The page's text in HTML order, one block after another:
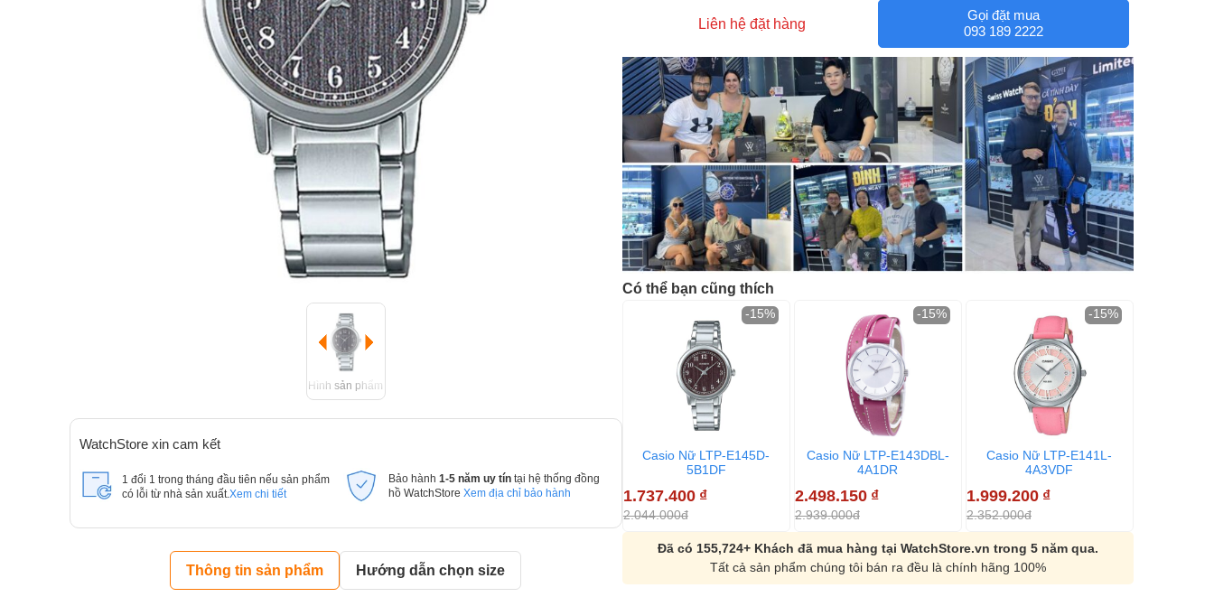
Hình sản phẩm
WatchStore xin cam kết
1 đổi 1 trong tháng đầu tiên nếu sản phẩm
có lỗi từ nhà sản xuất. Xem chi tiết
Bảo hành 1-5 năm uy tín tại hệ thống đồng
hồ WatchStore Xem địa chỉ bảo hành
Thông tin sản phẩm Hướng dẫn chọn size
Liên hệ đặt hàng
Gọi đặt mua
093 189 2222
Có thể bạn cũng thích
Casio Nữ LTP-E145D-
5B1DF
1.737.400 ₫
2.044.000đ
-15%
Casio Nữ LTP-E143DBL-
4A1DR
2.498.150 ₫
2.939.000đ
-15%
Casio Nữ LTP-E141L-
4A3VDF
1.999.200 ₫
2.352.000đ
-15%
Đã có 155,724+ Khách đã mua hàng tại WatchStore.vn trong 5 năm qua.
Tất cả sản phẩm chúng tôi bán ra đều là chính hãng 100%